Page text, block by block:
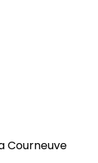
Courneuve